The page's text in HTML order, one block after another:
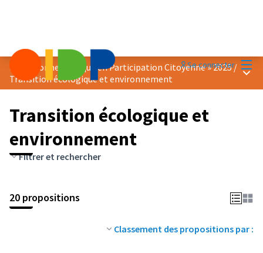
Se connecter
Prix « Bonne Pratique en Participation Citoyenne » 2025 /
Transition écologique et environnement
Transition écologique et
environnement
Filtrer et rechercher
20 propositions
Classement des propositions par :